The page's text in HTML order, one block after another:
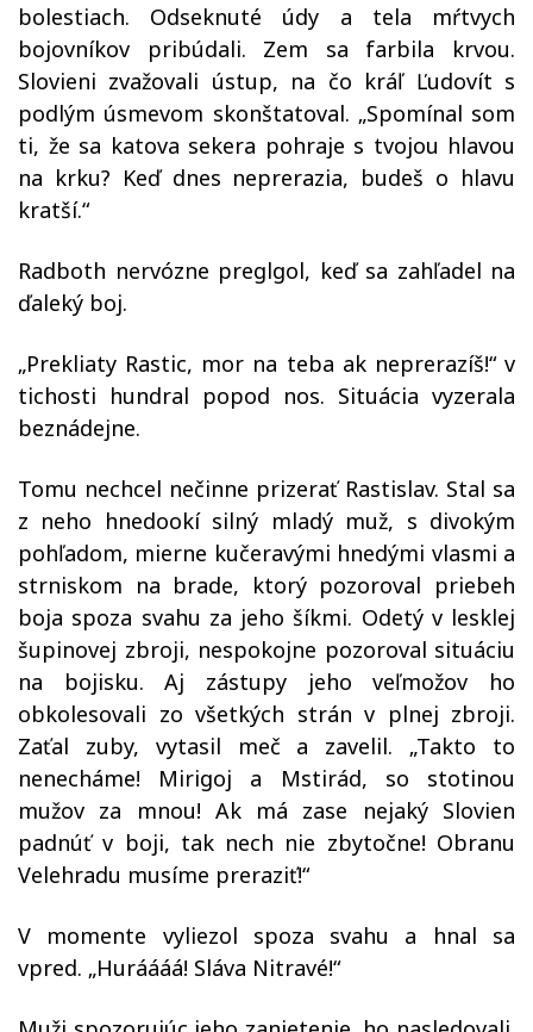
bolestiach. Odseknuté údy a tela mŕtvych
bojovníkov pribúdali. Zem sa farbila krvou.
Slovieni zvažovali ústup, na čo kráľ Ľudovít s
podlým úsmevom skonštatoval. „Spomínal som
ti, že sa katova sekera pohraje s tvojou hlavou
na krku? Keď dnes neprerazia, budeš o hlavu
kratší.“
Radboth nervózne preglgol, keď sa zahľadel na
ďaleký boj.
„Prekliaty Rastic, mor na teba ak neprerazíš!“ v
tichosti hundral popod nos. Situácia vyzerala
beznádejne.
Tomu nechcel nečinne prizerať Rastislav. Stal sa
z neho hnedookí silný mladý muž, s divokým
pohľadom, mierne kučeravými hnedými vlasmi a
strniskom na brade, ktorý pozoroval priebeh
boja spoza svahu za jeho šíkmi. Odetý v lesklej
šupinovej zbroji, nespokojne pozoroval situáciu
na bojisku. Aj zástupy jeho veľmožov ho
obkolesovali zo všetkých strán v plnej zbroji.
Zaťal zuby, vytasil meč a zavelil. „Takto to
nenecháme! Mirigoj a Mstirád, so stotinou
mužov za mnou! Ak má zase nejaký Slovien
padnúť v boji, tak nech nie zbytočne! Obranu
Velehradu musíme preraziť!“
V momente vyliezol spoza svahu a hnal sa
vpred. „Huráááá! Sláva Nitravé!“